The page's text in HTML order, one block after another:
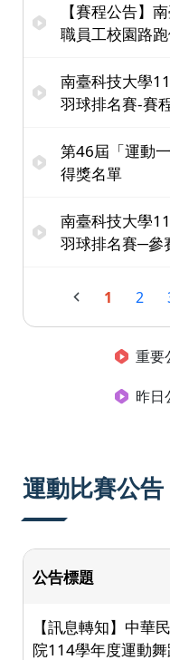
【賽程公告】
職員工校園路
南臺科技大學
羽球排名賽-賽
第46屆「運動
得獎名單
南臺科技大學
羽球排名賽─參
1 2
重要
昨日
運動比賽公告
公告標題
【訊息轉知】中華
院114學年度運動